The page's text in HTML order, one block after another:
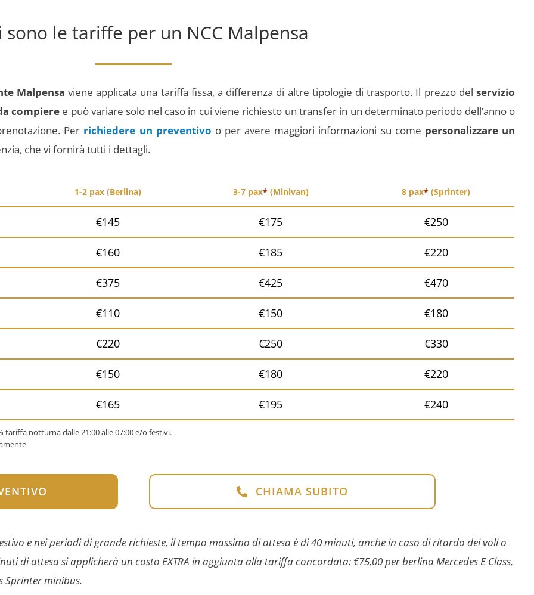
sono le tariffe per un NCC Malpensa
Malpensa viene applicata una tariffa fissa, a differenza di altre tipologie di trasporto. Il prezzo delservizio
compieree può variare solo nel caso in cui viene richiesto un transfer in un determinato periodo dell’anno o
Per richiedere un preventivo o per avere maggiori informazioni su come personalizzare un
che vi fornirà tutti i dettagli.
1-2 pax (Berlina) 3-7 pax*(Minivan) 8 pax* (Sprinter)
€145 €175 €250
€160 €185 €220
€375 €425 €470
€110 €150 €180
€220 €250 €330
€150 €180 €220
€165 €195 €240
tariffa notturna dalle 21:00 alle 07:00 e/o festivi.
CHIAMA SUBITO
e nei periodi di grande richieste, il tempo massimo di attesa è di 40 minuti, anche in caso di ritardo dei voli o
di attesa si applicherà un costo EXTRA in aggiunta alla tariffa concordata: €75,00 per berlina Mercedes E Class,
Sprinter minibus.